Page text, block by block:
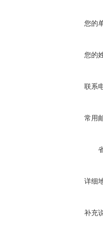
您的
您的
联系
常用
详细
补充